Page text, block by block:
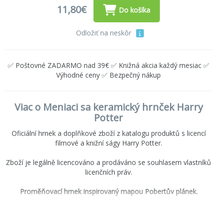
11,80€ Do košíka
Odložiť na neskôr
✅ Poštovné ZADARMO nad 39€ ✅ Knižná akcia každý mesiac ✅
Výhodné ceny ✅ Bezpečný nákup
Viac o Meniaci sa keramický hrnček Harry
Potter
Oficiální hrnek a doplňkové zboží z katalogu produktů s licencí
filmové a knižní ságy Harry Potter.
Zboží je legálně licencováno a prodáváno se souhlasem vlastníků
licenčních práv.
Proměňovací hrnek inspirovaný mapou Pobertův plánek.